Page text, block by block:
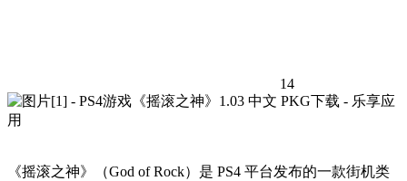
14
《摇滚之神》（God of Rock）是 PS4 平台发布的一款街机类